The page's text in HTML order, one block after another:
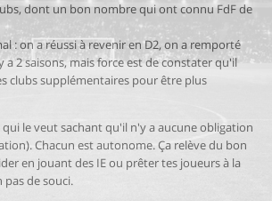
dont un bon nombre qui ont connu FdF de
: on a réussi à revenir en D2, on a remporté
a 2 saisons, mais force est de constater qu'il
clubs supplémentaires pour être plus
le veut sachant qu'il n'y a aucune obligation
Chacun est autonome. Ça relève du bon
en jouant des IE ou prêter tes joueurs à la
pas de souci.